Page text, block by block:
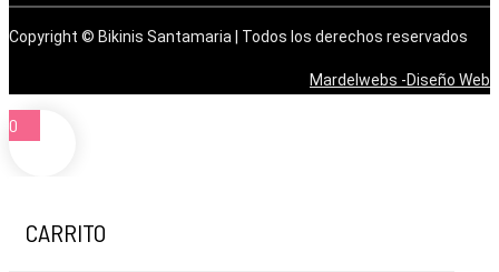
Copyright © Bikinis Santamaria | Todos los derechos reservados
Mardelwebs -Diseño Web
0
CARRITO